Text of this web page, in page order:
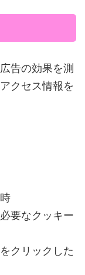
告の効果を測
クセス情報を
要なクッキー
クリックした